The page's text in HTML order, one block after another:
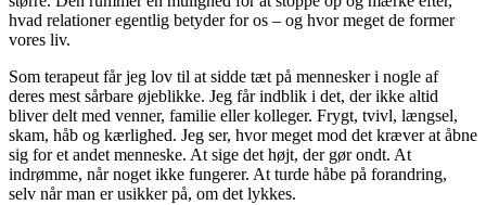
hvad relationer egentlig betyder for os – og hvor meget de former
vores liv.
Som terapeut får jeg lov til at sidde tæt på mennesker i nogle af
deres mest sårbare øjeblikke. Jeg får indblik i det, der ikke altid
bliver delt med venner, familie eller kolleger. Frygt, tvivl, længsel,
skam, håb og kærlighed. Jeg ser, hvor meget mod det kræver at åbne
sig for et andet menneske. At sige det højt, der gør ondt. At
indrømme, når noget ikke fungerer. At turde håbe på forandring,
selv når man er usikker på, om det lykkes.